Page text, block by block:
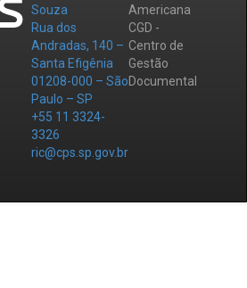
Souza
Rua dos
Andradas, 140 –
Santa Efigênia
01208-000 – São
Paulo – SP
+55 11 3324-
3326
ric@cps.sp.gov.br
Americana
CGD -
Centro de
Gestão
Documental